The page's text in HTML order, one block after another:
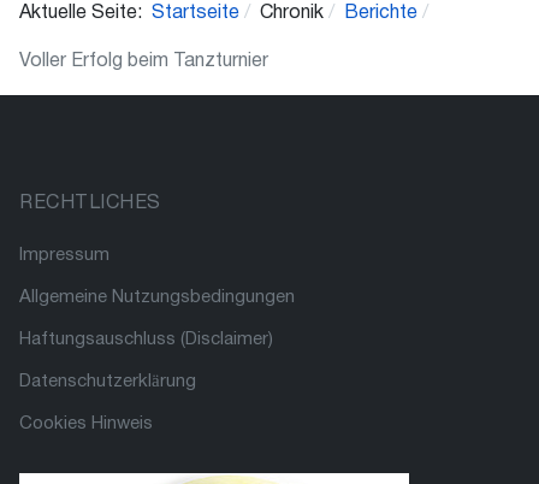
Aktuelle Seite: Startseite Chronik Berichte
Voller Erfolg beim Tanzturnier
RECHTLICHES
Impressum
Allgemeine Nutzungsbedingungen
Haftungsauschluss (Disclaimer)
Datenschutzerklärung
Cookies Hinweis